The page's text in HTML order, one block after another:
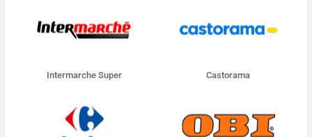
Intermarche Super Castorama